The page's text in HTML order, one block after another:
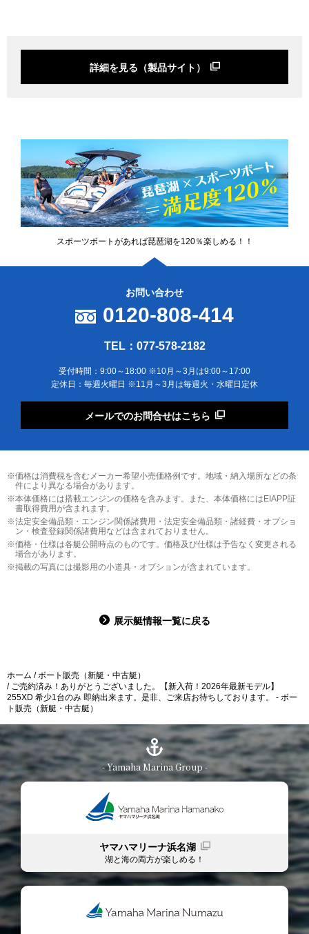
詳細を見る（製品サイト）
スポーツボートがあれば琵琶湖を120％楽しめる！！
お問い合わせ
0120-808-414
TEL：077-578-2182
受付時間：9:00～18:00 ※10月～3月は9:00～17:00
定休日：毎週火曜日 ※11月～3月は毎週火・水曜日定休
メールでのお問合せはこちら
※価格は消費税を含むメーカー希望小売価格例です。地域・納入場所などの条
件により異なる場合があります。
※本体価格には搭載エンジンの価格を含みます。また、本体価格にはEIAPP証
書取得費用が含まれます。
※法定安全備品類・エンジン関係諸費用・法定安全備品類・諸経費・オプショ
ン・検査登録関係諸費用などは含まれておりません。
※価格・仕様は各艇公開時点のものです。価格及び仕様は予告なく変更される
場合があります。
※掲載の写真には撮影用の小道具・オプションが含まれています。
展示艇情報一覧に戻る
ホーム
ボート販売（新艇・中古艇）
ご売約済み！ありがとうございました。【新入荷！2026年最新モデル】
255XD 希少1台のみ 即納出来ます。是非、ご来店お待ちしております。 - ボー
ト販売（新艇・中古艇）
- Yamaha Marina Group -
ヤマハマリーナ浜名湖
湖と海の両方が楽しめる！